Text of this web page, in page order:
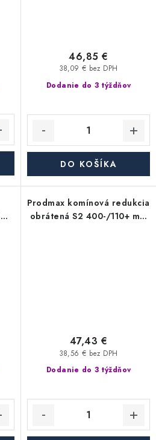
Dodanie do 3 týždňov
38,09 € bez DPH
46,85 €
DO KOŠÍKA
Prodmax komínová redukcia
obrátená S2 400-/110+ mm
Dodanie do 3 týždňov
38,56 € bez DPH
47,43 €